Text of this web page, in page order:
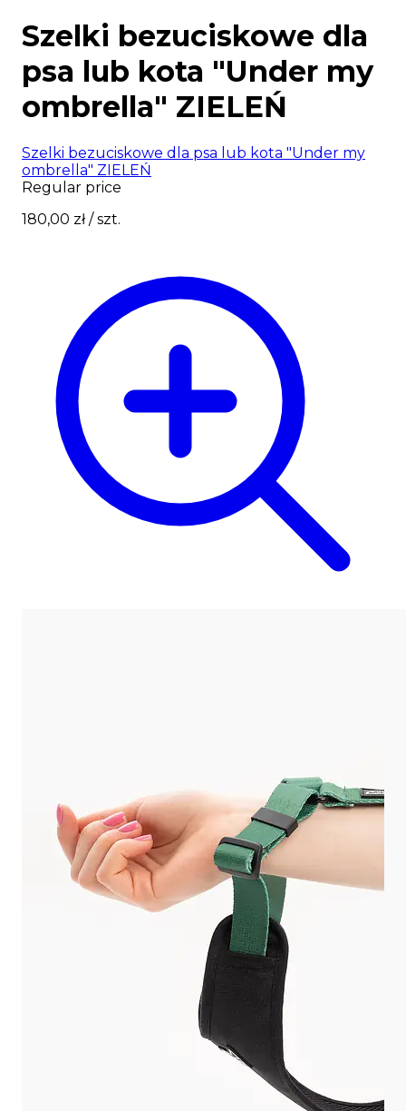
Szelki bezuciskowe dla
psa lub kota "Under my
ombrella" ZIELEŃ
Szelki bezuciskowe dla psa lub kota "Under my
ombrella" ZIELEŃ
Regular price
180,00 zł/ szt.